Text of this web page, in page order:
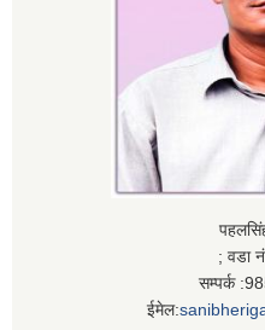
; वडा
सम्पर्क
ईमेल: